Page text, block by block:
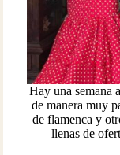
Hay una semana
de manera muy
de flamenca y
llenas de